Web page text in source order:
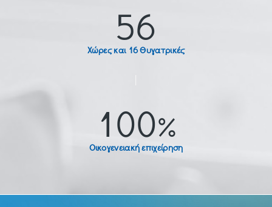
56
Χώρες και 16 Θυγατρικές
100%
Οικογενειακή επιχείρηση